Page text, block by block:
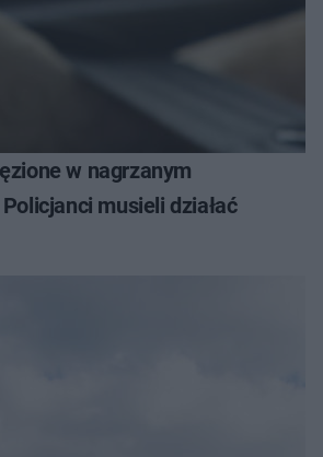
w nagrzanym
musieli działać